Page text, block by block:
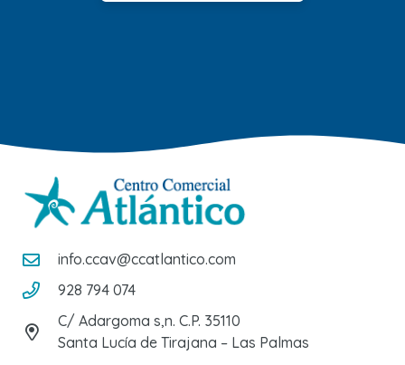
info.ccav@ccatlantico.com
928 794 074
C/ Adargoma s,n. C.P. 35110
Santa Lucía de Tirajana – Las Palmas